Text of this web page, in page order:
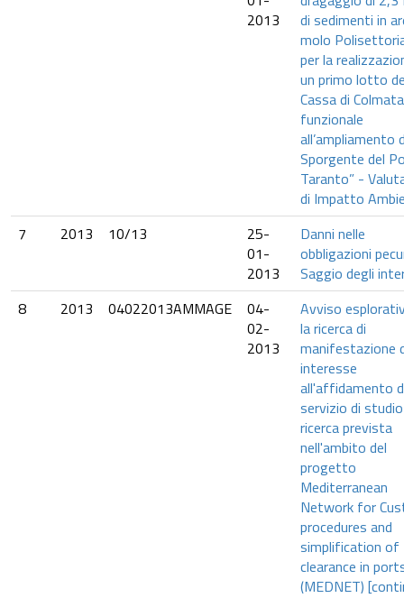
2013
di sedimenti in
molo
per la
un primo lotto
Cassa di Colmata
funzionale
all’ampliamento
Sporgente del
Taranto” -
di Impatto
7
2013 10/13
25-
01-
2013
Danni nelle
obbligazioni
Saggio degli
8
2013 04022013AMMAGE
04-
02-
2013
Avviso
la ricerca di
manifestazione
interesse
all'affidamento
servizio di
ricerca prevista
nell'ambito del
progetto
Mediterranean
Network for
procedures and
simplification of
clearance in
(MEDNET)